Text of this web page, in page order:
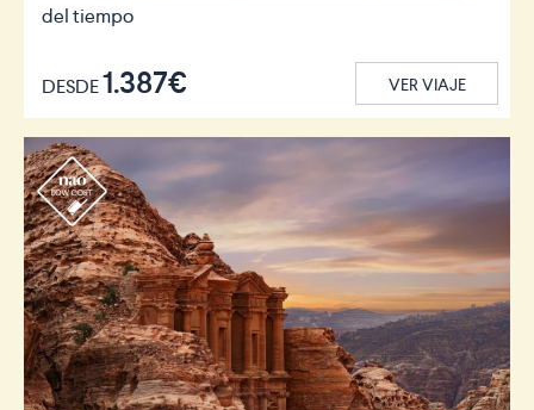
del tiempo
DESDE1.387€ VER VIAJE
r